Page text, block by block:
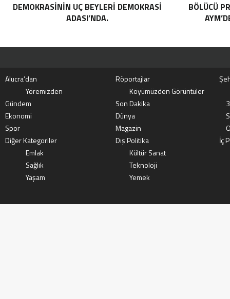
DEMOKRASININ UÇ BEYLERI DEMOKRASI
ADASI’NDA.
BÖLÜCÜ
Alucra’dan Röportajlar
Yöremizden
Köyümüzden Görüntüler
Gündem
Son Dakika
Ekonomi
Dünya
Spor
Magazin
Diğer Kategoriler
Dış Politika
İç
Emlak
Kültür Sanat
Sağlık
Teknoloji
Yaşam
Yemek